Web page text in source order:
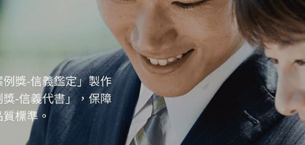
年 月 成交
四維天廈
新竹市新竹市四維路
115 月 成交
菁英典藏
新竹市新竹市慈祥路